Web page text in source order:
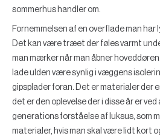
sommerhus handler om.
Fornemmelsen af en overflade man har
Det kan være træet der føles varmt
man mærker når man åbner
lade ulden være synlig i væggens
gipsplader foran. Det er materialer der
det er den oplevelse der i disse år er
generations forståelse af luksus, som
materialer, hvis man skal være lidt kort